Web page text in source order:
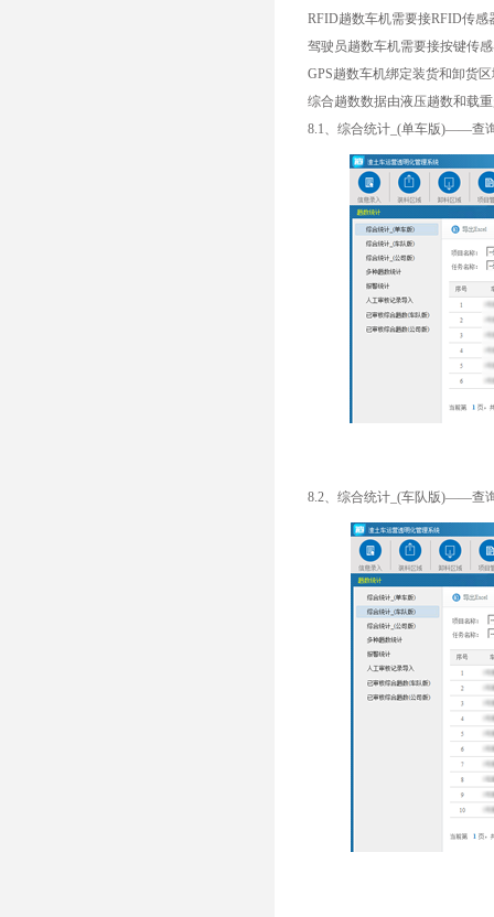
RFID趟数车机需要接RFID传感
驾驶员趟数车机需要接按键传
GPS趟数车机绑定装货和卸货
综合趟数数据由液压趟数和载
8.1、综合统计_(单车版)——查
8.2、综合统计_(车队版)——查